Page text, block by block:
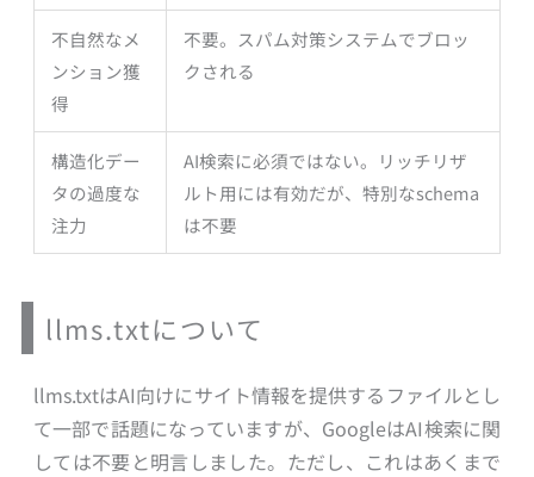
不自然なメ
ンション獲
得
不要。スパム対策システムでブロッ
クされる
構造化デー
タの過度な
注力
AI検索に必須ではない。リッチリザ
ルト用には有効だが、特別なschema
は不要
llms.txtについて
llms.txtはAI向けにサイト情報を提供するファイルとし
て一部で話題になっていますが、GoogleはAI検索に関
しては不要と明言しました。ただし、これはあくまで